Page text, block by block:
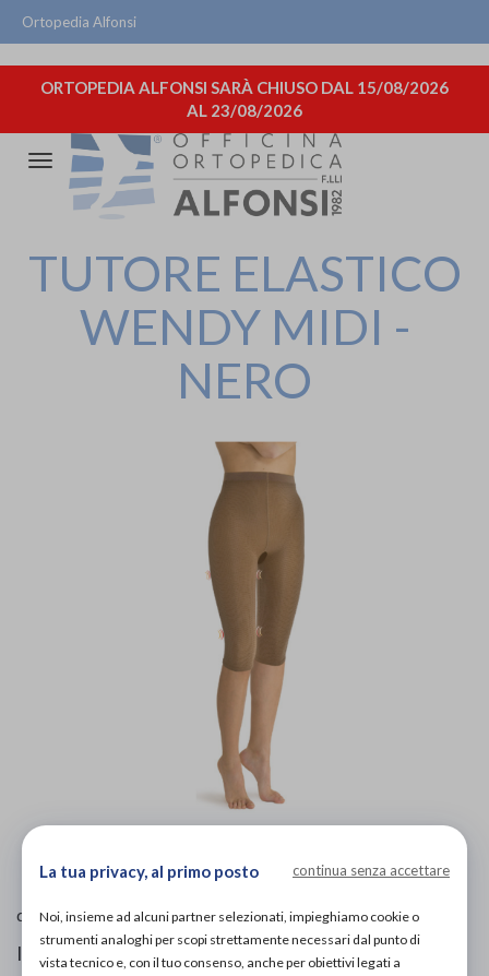
Ortopedia Alfonsi
ORTOPEDIA ALFONSI SARÀ CHIUSO DAL 15/08/2026
AL 23/08/2026
Attiva/disattiva
navigazione
TUTORE ELASTICO
WENDY MIDI -
NERO
di Solidea
Indumenti dimagranti
La tua privacy, al primo posto continua senza accettare
Noi, insieme ad alcuni partner selezionati, impieghiamo cookie o
strumenti analoghi per scopi strettamente necessari dal punto di
vista tecnico e, con il tuo consenso, anche per obiettivi legati a